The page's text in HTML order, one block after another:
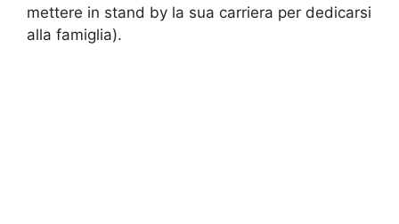
mettere in stand by la sua carriera per dedicarsi
alla famiglia).